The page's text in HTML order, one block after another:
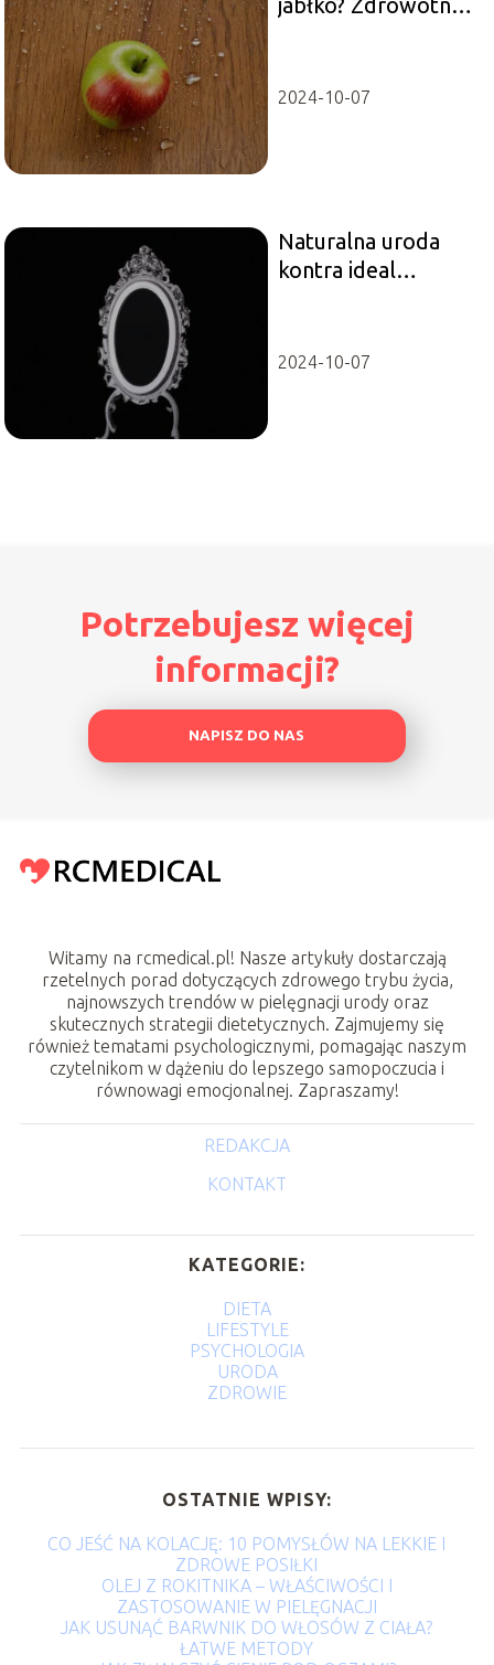
2024-10-07
Naturalna uroda
kontra ideal
postrzeganie piękna
2024-10-07
Potrzebujesz więcej
informacji?
NAPISZ DO NAS
Witamy na rcmedical.pl! Nasze artykuły dostarczają
rzetelnych porad dotyczących zdrowego trybu życia,
najnowszych trendów w pielęgnacji urody oraz
skutecznych strategii dietetycznych. Zajmujemy się
również tematami psychologicznymi, pomagając naszym
czytelnikom w dążeniu do lepszego samopoczucia i
równowagi emocjonalnej. Zapraszamy!
REDAKCJA
KONTAKT
KATEGORIE:
DIETA
LIFESTYLE
PSYCHOLOGIA
URODA
ZDROWIE
OSTATNIE WPISY:
CO JEŚĆ NA KOLACJĘ: 10 POMYSŁÓW NA LEKKIE I
ZDROWE POSIŁKI
OLEJ Z ROKITNIKA – WŁAŚCIWOŚCI I
ZASTOSOWANIE W PIELĘGNACJI
JAK USUNĄĆ BARWNIK DO WŁOSÓW Z CIAŁA?
ŁATWE METODY